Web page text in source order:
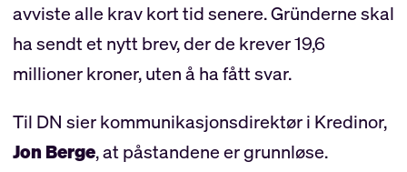
avviste alle krav kort tid senere. Gründerne skal
ha sendt et nytt brev, der de krever 19,6
millioner kroner, uten å ha fått svar.
Til DN sier kommunikasjonsdirektør i Kredinor,
Jon Berge, at påstandene er grunnløse.